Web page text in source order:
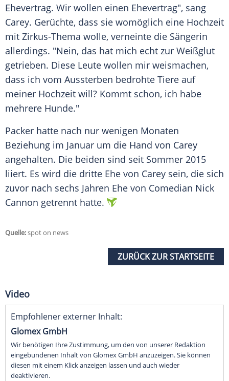
Ehevertrag. Wir wollen einen Ehevertrag", sang
Carey. Gerüchte, dass sie womöglich eine Hochzeit
mit Zirkus-Thema wolle, verneinte die Sängerin
allerdings. "Nein, das hat mich echt zur Weißglut
getrieben. Diese Leute wollen mir weismachen,
dass ich vom Aussterben bedrohte Tiere auf
meiner Hochzeit will? Kommt schon, ich habe
mehrere Hunde."
Packer hatte nach nur wenigen Monaten
Beziehung im Januar um die Hand von Carey
angehalten. Die beiden sind seit Sommer 2015
liiert. Es wird die dritte Ehe von Carey sein, die sich
zuvor nach sechs Jahren Ehe von Comedian Nick
Cannon getrennt hatte.
Quelle:spot on news
ZURÜCK ZUR STARTSEITE
Video
Empfohlener externer Inhalt:
Glomex GmbH
Wir benötigen Ihre Zustimmung, um den von unserer Redaktion
eingebundenen Inhalt von Glomex GmbH anzuzeigen. Sie können
diesen mit einem Klick anzeigen lassen und auch wieder
deaktivieren.